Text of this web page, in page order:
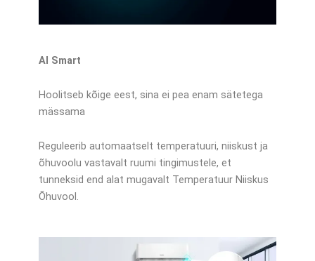
AI Smart
Hoolitseb kõige eest, sina ei pea enam sätetega
mässama
Reguleerib automaatselt temperatuuri, niiskust ja
õhuvoolu vastavalt ruumi tingimustele, et
tunneksid end alat mugavalt Temperatuur Niiskus
Õhuvool.